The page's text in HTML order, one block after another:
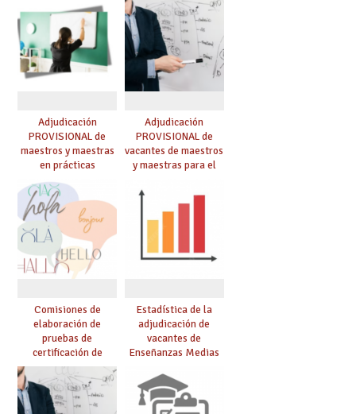
Adjudicación
PROVISIONAL de
maestros y maestras
en prácticas
Adjudicación
PROVISIONAL de
vacantes de maestros
y maestras para el
Comisiones de
elaboración de
pruebas de
certificación de
competencia
lingüística: publicada
resolución definitiva
Estadística de la
adjudicación de
vacantes de
Enseñanzas Medias